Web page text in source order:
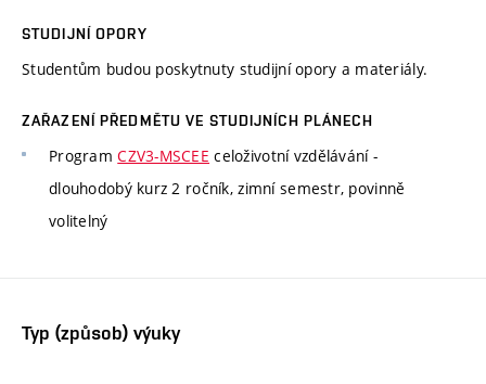
STUDIJNÍ OPORY
Studentům budou poskytnuty studijní opory a materiály.
ZAŘAZENÍ PŘEDMĚTU VE STUDIJNÍCH PLÁNECH
ProgramCZV3-MSCEE celoživotní vzdělávání -
dlouhodobý kurz 2 ročník, zimní semestr, povinně
volitelný
Typ (způsob) výuky